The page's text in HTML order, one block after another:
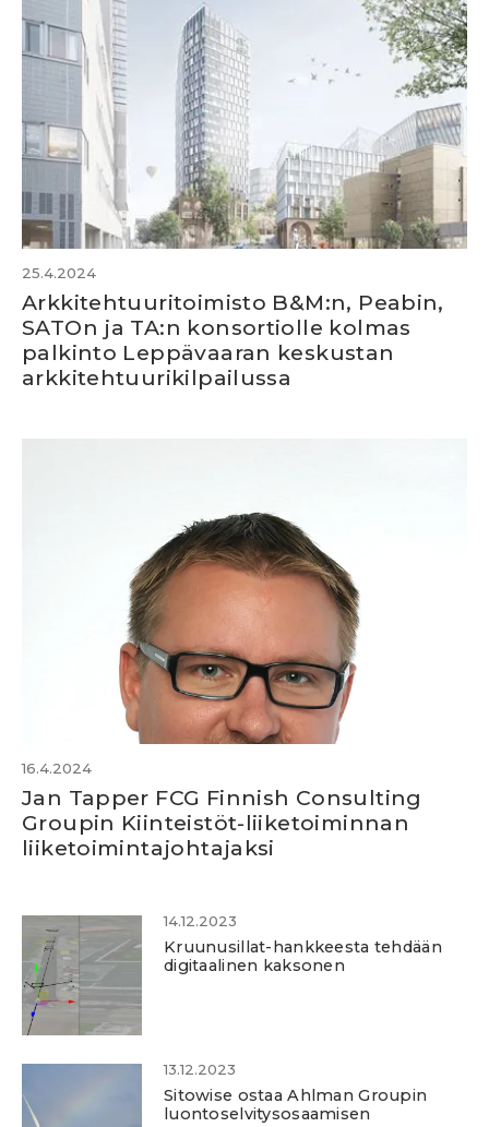
25.4.2024
Arkkitehtuuri­toimisto B&M:n, Peabin,
SATOn ja TA:n konsortiolle kolmas
palkinto Leppävaaran keskustan
arkkitehtuuri­kilpailussa
16.4.2024
Jan Tapper FCG Finnish Consulting
Groupin Kiinteistöt-liiketoiminnan
liiketoimintajohtajaksi
14.12.2023
Kruunusillat-hankkeesta tehdään
digitaalinen kaksonen
13.12.2023
Sitowise ostaa Ahlman Groupin
luontoselvitysosaamisen